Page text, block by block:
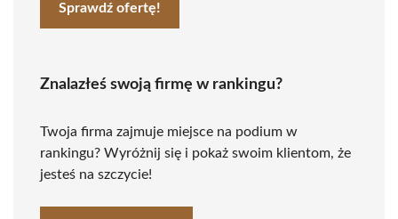
Sprawdź ofertę!
Znalazłeś swoją firmę w rankingu?
Twoja firma zajmuje miejsce na podium w
rankingu? Wyróżnij się i pokaż swoim klientom, że
jesteś na szczycie!